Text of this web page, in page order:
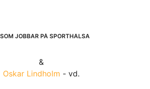
JOBBAR PÅ SPORTHÄLSA
&
Oskar Lindholm - vd.